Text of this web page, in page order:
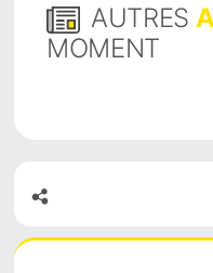
AUTRES
MOMENT